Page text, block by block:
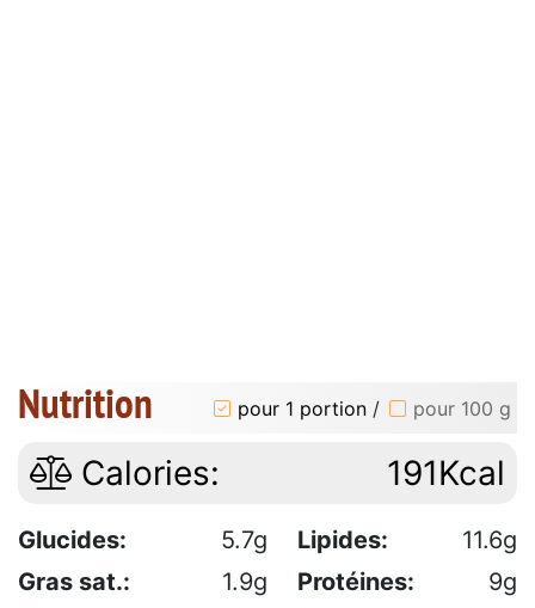
Nutrition pour 1 portion / pour 100 g
Calories: 191Kcal
Glucides: 5.7g Lipides:
11.6g
Gras sat.:
1.9g Protéines:
9g